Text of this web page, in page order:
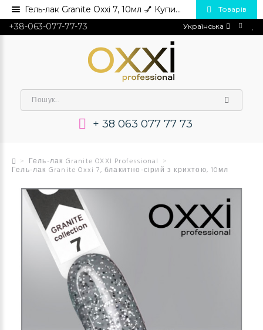
+38-063-077-77-73 Українська
+ 38 063 077 77 73
Товарів
Гель-лак Granite OXXI Professional
Гель-лак Granite Oxxi 7, блакитно-сірий з крихтою, 10мл
Гель-лак Granite Oxxi 7, 10мл 💅 Купити в Україні опт та роздріб